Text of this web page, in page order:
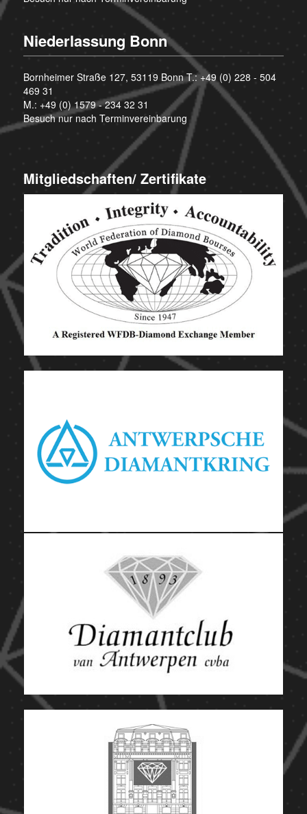
Niederlassung Bonn
Bornheimer Straße 127, 53119 Bonn T.:+49 (0) 228 - 504
469 31
M.: +49 (0) 1579 - 234 32 31
Besuch nur nach Terminvereinbarung
Mitgliedschaften/ Zertifikate